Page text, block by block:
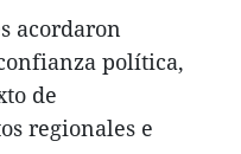
acordaron
política,
de
regionales e